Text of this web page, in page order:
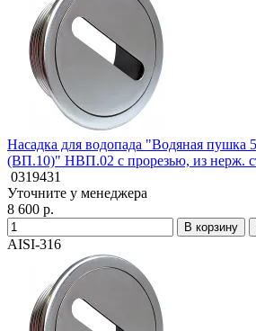
Насадка для водопада "Водяная пушка
(ВП.10)" НВП.02 с прорезью, из нерж.
0319431
Уточните у менеджера
8 600 р.
В корзину
AISI-316